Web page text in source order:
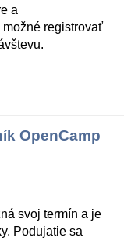
a
registrovať
OpenCamp
svoj termín a je
Podujatie sa